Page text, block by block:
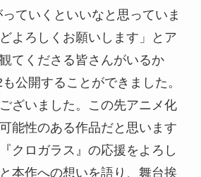
ていくといいなと思っていま
よろしくお願いします」とア
てくださる皆さんがいるか
公開することができました。
ざいました。この先アニメ化
能性のある作品だと思います
クロガラス』の応援をよろし
本作への想いを語り、舞台挨